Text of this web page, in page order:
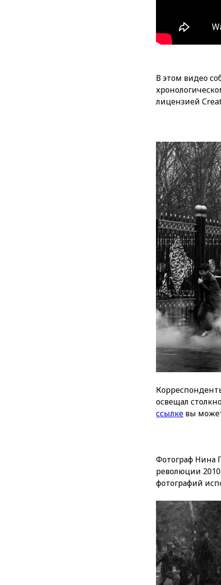
В этом видео
лицензией
освещал
ссылке вы
Фотограф Нина
революции
фотографий